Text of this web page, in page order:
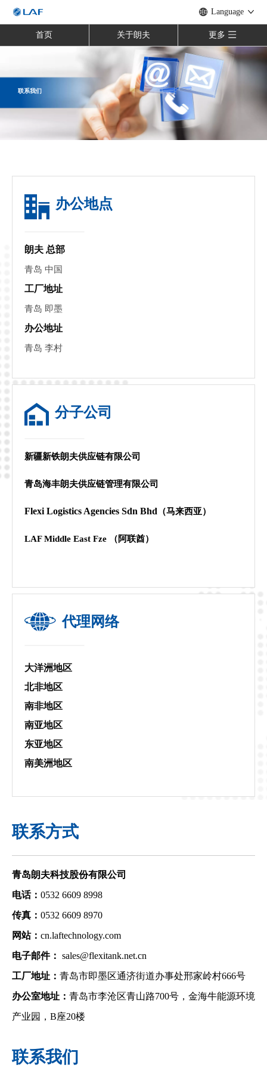
Language
首页 关于朗夫 更多
联系我们
办公地点
朗夫 总部
青岛 中国
工厂地址
青岛 即墨
办公地址
青岛 李村
分子公司
新疆新铁朗夫供应链有限公司
青岛海丰朗夫供应链管理有限公司
Flexi Logistics Agencies Sdn Bhd （马来西亚）
LAF Middle East Fze （阿联酋）
代理网络
大洋洲地区
北非地区
南非地区
南亚地区
东亚地区
南美洲地区
联系方式
青岛朗夫科技股份有限公司
电话： 0532 6609 8998
传真： 0532 6609 8970
网站： cn.laftechnology.com
电子邮件： sales@flexitank.net.cn
工厂地址： 青岛市即墨区通济街道办事处邢家岭村666号
办公室地址： 青岛市李沧区青山路700号，金海牛能源环境
产业园，B座20楼
联系我们